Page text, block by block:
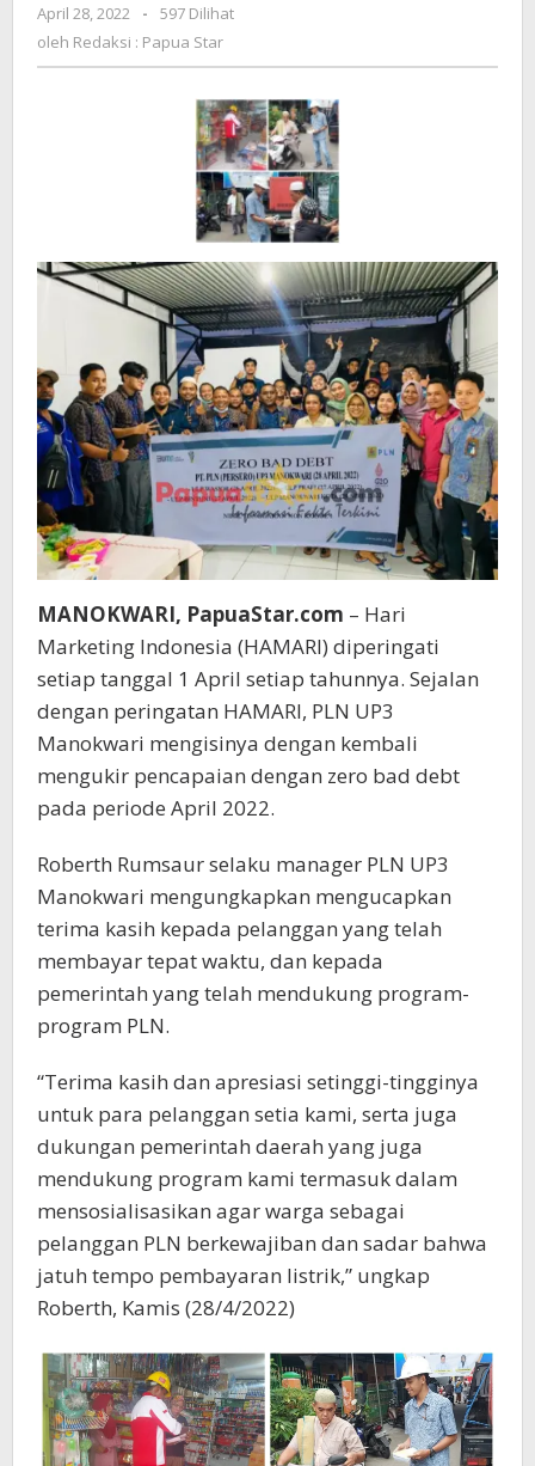
April 28, 2022
oleh
Redaksi
-
597 Dilihat
oleh Redaksi : Papua Star
MANOKWARI, PapuaStar.com – Hari
Marketing Indonesia (HAMARI) diperingati
setiap tanggal 1 April setiap tahunnya. Sejalan
dengan peringatan HAMARI, PLN UP3
Manokwari mengisinya dengan kembali
mengukir pencapaian dengan zero bad debt
pada periode April 2022.
Roberth Rumsaur selaku manager PLN UP3
Manokwari mengungkapkan mengucapkan
terima kasih kepada pelanggan yang telah
membayar tepat waktu, dan kepada
pemerintah yang telah mendukung program-
program PLN.
“Terima kasih dan apresiasi setinggi-tingginya
untuk para pelanggan setia kami, serta juga
dukungan pemerintah daerah yang juga
mendukung program kami termasuk dalam
mensosialisasikan agar warga sebagai
pelanggan PLN berkewajiban dan sadar bahwa
jatuh tempo pembayaran listrik,” ungkap
Roberth, Kamis (28/4/2022)